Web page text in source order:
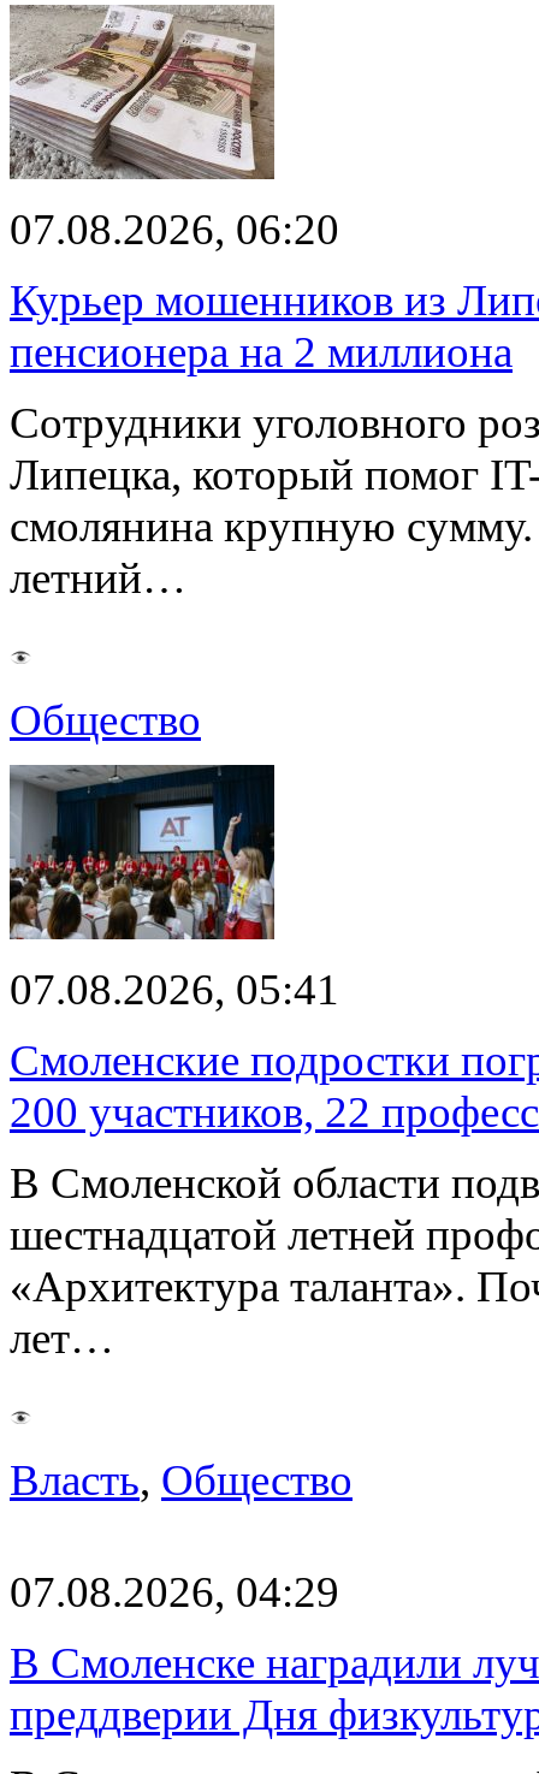
07.08.2026, 06:20
Курьер мошенников из
пенсионера на 2 миллиона
Сотрудники уголовного
Липецка, который помог
смолянина крупную
летний…
Общество
07.08.2026, 05:41
Смоленские подростки
200 участников, 22
В Смоленской области
шестнадцатой летней
«Архитектура таланта».
лет…
Власть, Общество
07.08.2026, 04:29
В Смоленске наградили
преддверии Дня